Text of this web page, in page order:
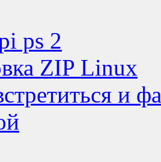
ps 2
ZIP Linux
и